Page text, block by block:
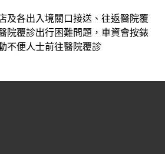
及各出入境關口接送、往返醫院覆
院覆診出行困難問題，車資會按錶
不便人士前往醫院覆診